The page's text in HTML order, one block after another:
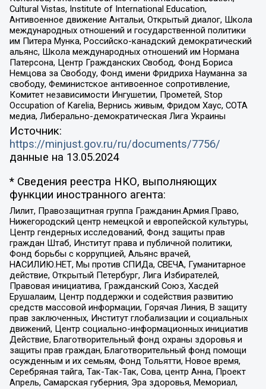
Cultural Vistas, Institute of International Education,
Антивоенное движение Антальи, Открытый диалог, Школа
международных отношений и государственной политики
им Питера Мунка, Российско-канадский демократический
альянс, Школа международных отношений им Нормана
Патерсона, Центр Гражданских Свобод, Фонд Бориса
Немцова за Свободу, Фонд имени Фридриха Науманна за
свободу, Феминистское антивоенное сопротивление,
Комитет независимости Ингушетии, Прометей, Stop
Occupation of Karelia, Вернись живым, Фридом Хаус, СОТА
медиа, Либерально-демократическая Лига Украины
Источник:
https://minjust.gov.ru/ru/documents/7756/
данные на 13.05.2024
* Сведения реестра НКО, выполняющих
функции иностранного агента:
Лилит, Правозащитная группа Гражданин.Армия.Право,
Нижегородский центр немецкой и европейской культуры,
Центр гендерных исследований, Фонд защиты прав
граждан Штаб, Институт права и публичной политики,
Фонд борьбы с коррупцией, Альянс врачей,
НАСИЛИЮ.НЕТ, Мы против СПИДа, СВЕЧА, Гуманитарное
действие, Открытый Петербург, Лига Избирателей,
Правовая инициатива, Гражданский Союз, Хасдей
Ерушалаим, Центр поддержки и содействия развитию
средств массовой информации, Горячая Линия, В защиту
прав заключенных, Институт глобализации и социальных
движений, Центр социально-информационных инициатив
Действие, Благотворительный фонд охраны здоровья и
защиты прав граждан, Благотворительный фонд помощи
осужденным и их семьям, Фонд Тольятти, Новое время,
Серебряная тайга, Так-Так-Так, Сова, центр Анна, Проект
Апрель, Самарская губерния, Эра здоровья, Мемориал,